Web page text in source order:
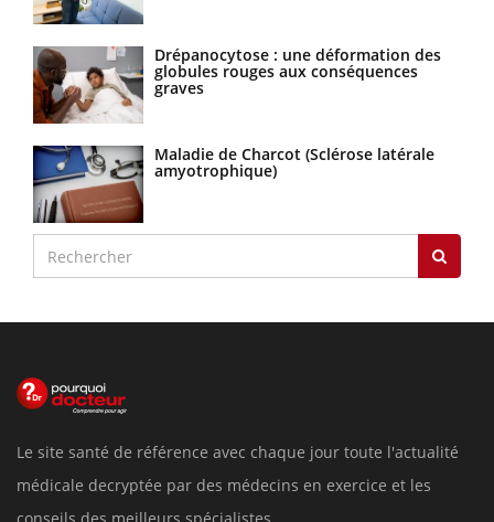
Drépanocytose : une déformation des
globules rouges aux conséquences
graves
Maladie de Charcot (Sclérose latérale
amyotrophique)
Le site santé de référence avec chaque jour toute l'actualité
médicale decryptée par des médecins en exercice et les